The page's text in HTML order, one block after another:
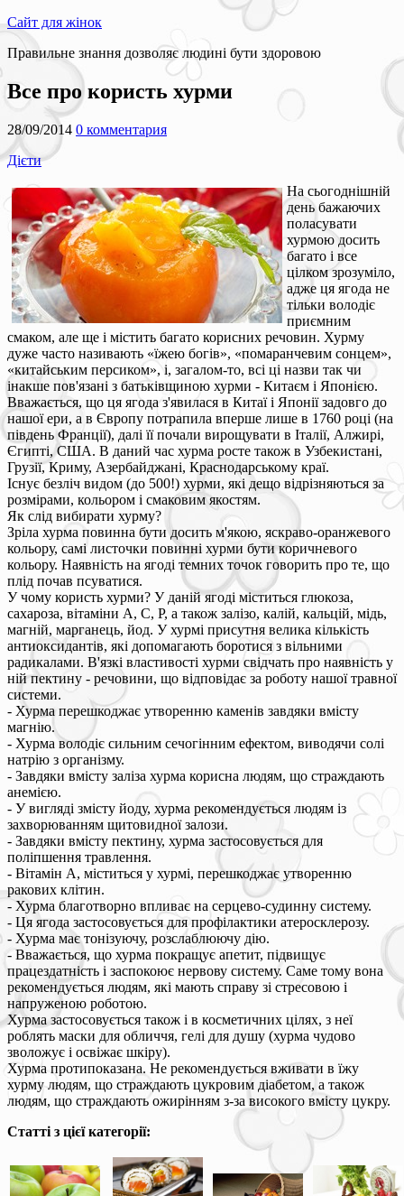
Сайт для жінок
Правильне знання дозволяє людині бути здоровою
Все про користь хурми
28/09/2014 0 комментария
Дієти
На сьогоднішній
день бажаючих
поласувати
хурмою досить
багато і все
цілком зрозуміло,
адже ця ягода не
тільки володіє
приємним
смаком, але ще і містить багато корисних речовин. Хурму
дуже часто називають «їжею богів», «помаранчевим сонцем»,
«китайським персиком», і, загалом-то, всі ці назви так чи
інакше пов'язані з батьківщиною хурми - Китаєм і Японією.
Вважається, що ця ягода з'явилася в Китаї і Японії задовго до
нашої ери, а в Європу потрапила вперше лише в 1760 році (на
південь Франції), далі її почали вирощувати в Італії, Алжирі,
Єгипті, США. В даний час хурма росте також в Узбекистані,
Грузії, Криму, Азербайджані, Краснодарському краї.
Існує безліч видом (до 500!) хурми, які дещо відрізняються за
розмірами, кольором і смаковим якостям.
Як слід вибирати хурму?
Зріла хурма повинна бути досить м'якою, яскраво-оранжевого
кольору, самі листочки повинні хурми бути коричневого
кольору. Наявність на ягоді темних точок говорить про те, що
плід почав псуватися.
У чому користь хурми? У даній ягоді міститься глюкоза,
сахароза, вітаміни А, С, Р, а також залізо, калій, кальцій, мідь,
магній, марганець, йод. У хурмі присутня велика кількість
антиоксидантів, які допомагають боротися з вільними
радикалами. В'язкі властивості хурми свідчать про наявність у
ній пектину - речовини, що відповідає за роботу нашої травної
системи.
- Хурма перешкоджає утворенню каменів завдяки вмісту
магнію.
- Хурма володіє сильним сечогінним ефектом, виводячи солі
натрію з організму.
- Завдяки вмісту заліза хурма корисна людям, що страждають
анемією.
- У вигляді змісту йоду, хурма рекомендується людям із
захворюванням щитовидної залози.
- Завдяки вмісту пектину, хурма застосовується для
поліпшення травлення.
- Вітамін А, міститься у хурмі, перешкоджає утворенню
ракових клітин.
- Хурма благотворно впливає на серцево-судинну систему.
- Ця ягода застосовується для профілактики атеросклерозу.
- Хурма має тонізуючу, розслаблюючу дію.
- Вважається, що хурма покращує апетит, підвищує
працездатність і заспокоює нервову систему. Саме тому вона
рекомендується людям, які мають справу зі стресовою і
напруженою роботою.
Хурма застосовується також і в косметичних цілях, з неї
роблять маски для обличчя, гелі для душу (хурма чудово
зволожує і освіжає шкіру).
Хурма протипоказана. Не рекомендується вживати в їжу
хурму людям, що страждають цукровим діабетом, а також
людям, що страждають ожирінням з-за високого вмісту цукру.
Статті з цієї категорії: